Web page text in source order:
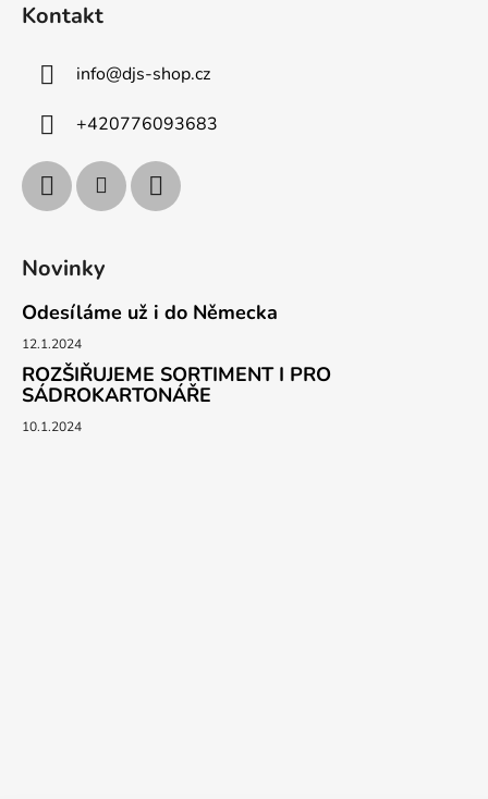
Kontakt
info@djs-shop.cz
+420776093683
Novinky
Odesíláme už i do Německa
12.1.2024
ROZŠIŘUJEME SORTIMENT I PRO
SÁDROKARTONÁŘE
10.1.2024